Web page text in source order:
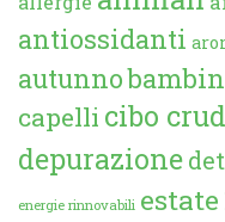
antiossidanti
autunno
capelli cibo
depurazione
energie rinnovabili estate